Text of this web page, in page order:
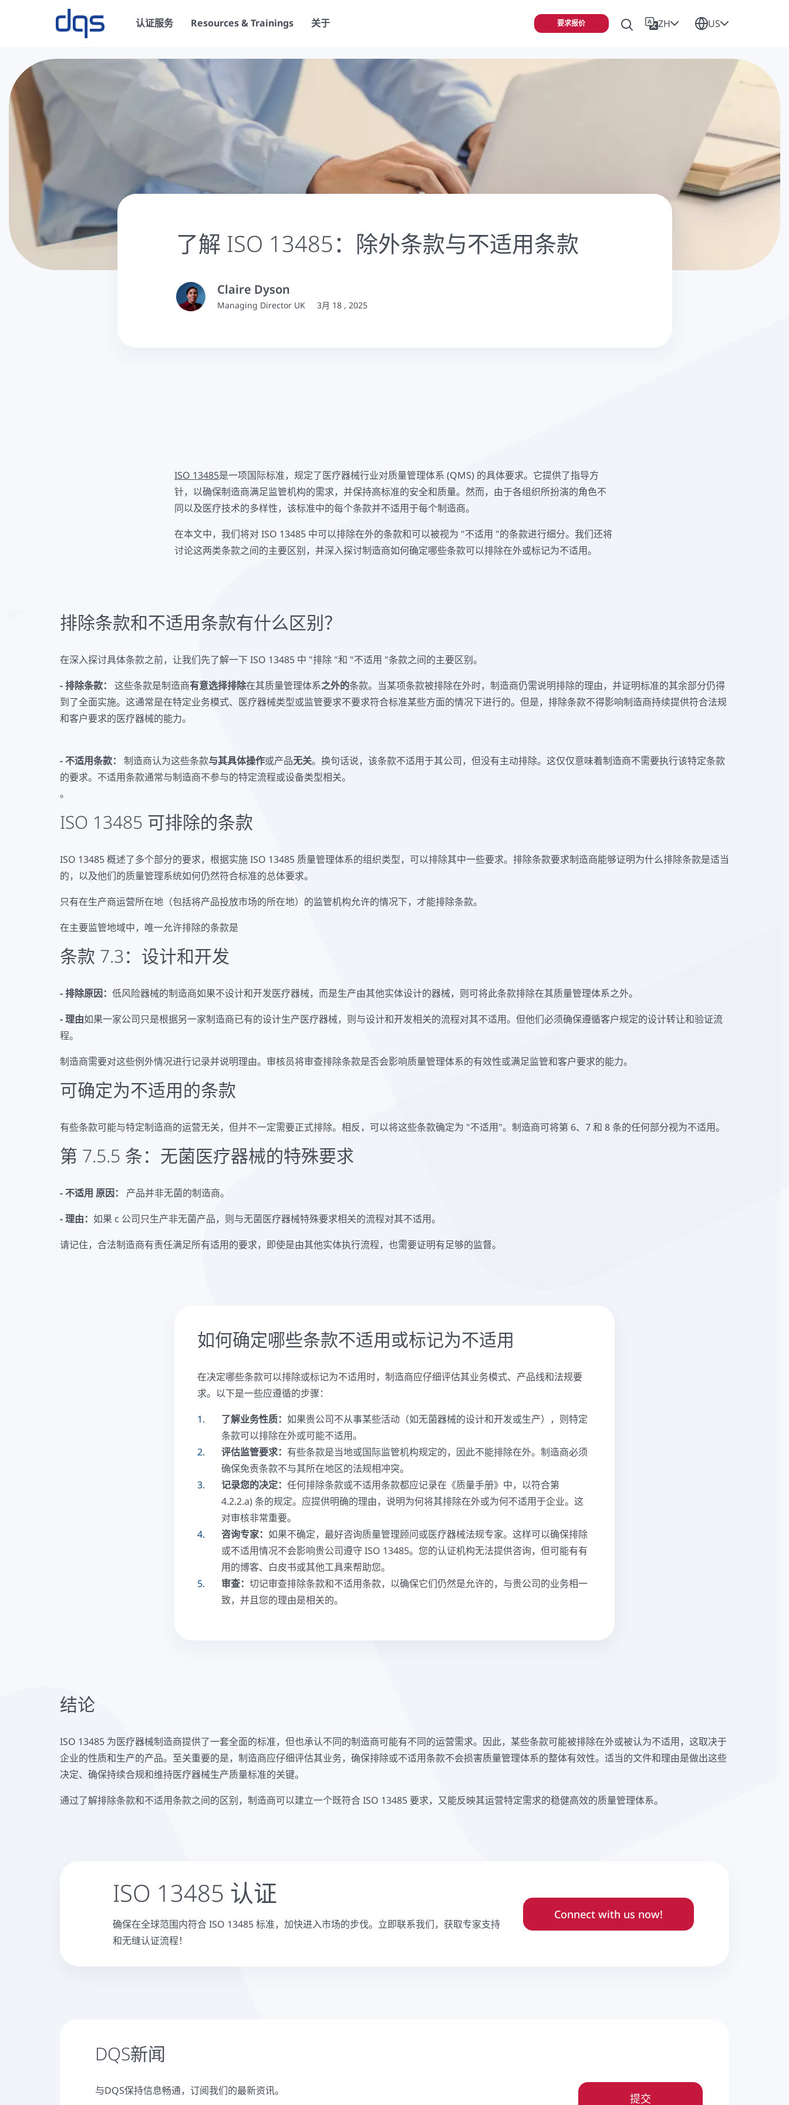
认证服务 Resources & Trainings 关于 要求报价 ZH US
了解 ISO 13485：除外条款与不适用条款
Claire Dyson
Managing Director UK 3月 18 , 2025
ISO 13485是一项国际标准，规定了医疗器械行业对质量管理体系 (QMS) 的具体要求。它提供了指导方
针，以确保制造商满足监管机构的需求，并保持高标准的安全和质量。然而，由于各组织所扮演的角色不
同以及医疗技术的多样性，该标准中的每个条款并不适用于每个制造商。
在本文中，我们将对 ISO 13485 中可以排除在外的条款和可以被视为 "不适用 "的条款进行细分。我们还将
讨论这两类条款之间的主要区别，并深入探讨制造商如何确定哪些条款可以排除在外或标记为不适用。
排除条款和不适用条款有什么区别？
在深入探讨具体条款之前，让我们先了解一下 ISO 13485 中 "排除 "和 "不适用 "条款之间的主要区别。
- 排除条款： 这些条款是制造商有意选择排除在其质量管理体系之外的条款。当某项条款被排除在外时，制造商仍需说明排除的理由，并证明标准的其余部分仍得
到了全面实施。这通常是在特定业务模式、医疗器械类型或监管要求不要求符合标准某些方面的情况下进行的。但是，排除条款不得影响制造商持续提供符合法规
和客户要求的医疗器械的能力。
- 不适用条款： 制造商认为这些条款与其具体操作或产品无关。换句话说，该条款不适用于其公司，但没有主动排除。这仅仅意味着制造商不需要执行该特定条款
的要求。不适用条款通常与制造商不参与的特定流程或设备类型相关。
。
ISO 13485 可排除的条款
ISO 13485 概述了多个部分的要求，根据实施 ISO 13485 质量管理体系的组织类型，可以排除其中一些要求。排除条款要求制造商能够证明为什么排除条款是适当
的，以及他们的质量管理系统如何仍然符合标准的总体要求。
只有在生产商运营所在地（包括将产品投放市场的所在地）的监管机构允许的情况下，才能排除条款。
在主要监管地域中，唯一允许排除的条款是
条款 7.3：设计和开发
- 排除原因： 低风险器械的制造商如果不设计和开发医疗器械，而是生产由其他实体设计的器械，则可将此条款排除在其质量管理体系之外。
- 理由如果一家公司只是根据另一家制造商已有的设计生产医疗器械，则与设计和开发相关的流程对其不适用。但他们必须确保遵循客户规定的设计转让和验证流
程。
制造商需要对这些例外情况进行记录并说明理由。审核员将审查排除条款是否会影响质量管理体系的有效性或满足监管和客户要求的能力。
可确定为不适用的条款
有些条款可能与特定制造商的运营无关，但并不一定需要正式排除。相反，可以将这些条款确定为 "不适用"。制造商可将第 6、7 和 8 条的任何部分视为不适用。
第 7.5.5 条：无菌医疗器械的特殊要求
- 不适用 原因： 产品并非无菌的制造商。
- 理由： 如果 c 公司只生产非无菌产品，则与无菌医疗器械特殊要求相关的流程对其不适用。
请记住，合法制造商有责任满足所有适用的要求，即使是由其他实体执行流程，也需要证明有足够的监督。
如何确定哪些条款不适用或标记为不适用
在决定哪些条款可以排除或标记为不适用时，制造商应仔细评估其业务模式、产品线和法规要
求。以下是一些应遵循的步骤：
了解业务性质： 如果贵公司不从事某些活动（如无菌器械的设计和开发或生产），则特定
条款可以排除在外或可能不适用。
评估监管要求： 有些条款是当地或国际监管机构规定的，因此不能排除在外。制造商必须
确保免责条款不与其所在地区的法规相冲突。
记录您的决定： 任何排除条款或不适用条款都应记录在《质量手册》中，以符合第
4.2.2.a) 条的规定。应提供明确的理由，说明为何将其排除在外或为何不适用于企业。这
对审核非常重要。
咨询专家： 如果不确定，最好咨询质量管理顾问或医疗器械法规专家。这样可以确保排除
或不适用情况不会影响贵公司遵守 ISO 13485。您的认证机构无法提供咨询，但可能有有
用的博客、白皮书或其他工具来帮助您。
审查： 切记审查排除条款和不适用条款，以确保它们仍然是允许的，与贵公司的业务相一
致，并且您的理由是相关的。
结论
ISO 13485 为医疗器械制造商提供了一套全面的标准，但也承认不同的制造商可能有不同的运营需求。因此，某些条款可能被排除在外或被认为不适用，这取决于
企业的性质和生产的产品。至关重要的是，制造商应仔细评估其业务，确保排除或不适用条款不会损害质量管理体系的整体有效性。适当的文件和理由是做出这些
决定、确保持续合规和维持医疗器械生产质量标准的关键。
通过了解排除条款和不适用条款之间的区别，制造商可以建立一个既符合 ISO 13485 要求，又能反映其运营特定需求的稳健高效的质量管理体系。
ISO 13485 认证
确保在全球范围内符合 ISO 13485 标准，加快进入市场的步伐。立即联系我们，获取专家支持
和无缝认证流程！
Connect with us now!
DQS新闻
与DQS保持信息畅通，订阅我们的最新资讯。
提交